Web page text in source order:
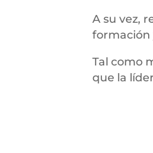
A su vez,
formación
Tal como
que la